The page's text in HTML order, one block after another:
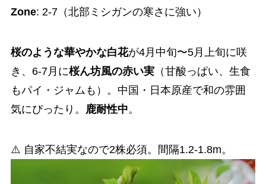
Zone: 2-7（北部ミシガンの寒さに強い）
桜のような華やかな白花が4月中旬〜5月上旬に咲
き、6-7月に桜ん坊風の赤い実（甘酸っぱい、生食
もパイ・ジャムも）。中国・日本原産で和の雰囲
気にぴったり。
鹿耐性中。
⚠️ 自家不結実なので2株必須。間隔1.2-1.8m。